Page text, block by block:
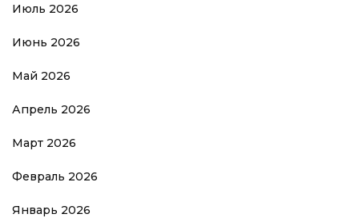
Июль 2026
Июнь 2026
Май 2026
Апрель 2026
Март 2026
Февраль 2026
Январь 2026